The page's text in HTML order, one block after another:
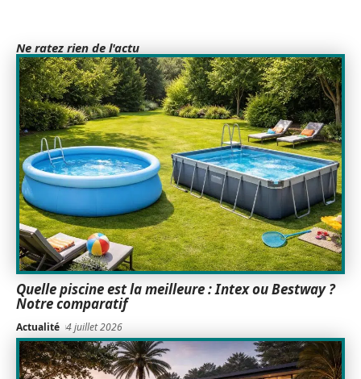
Ne ratez rien de l'actu
Quelle piscine est la meilleure : Intex ou Bestway ?
Notre comparatif
Actualité 4 juillet 2026